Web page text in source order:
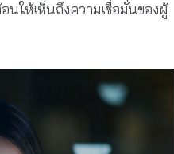
นให้เห็นถึงความเชื่อมั่นของผู้